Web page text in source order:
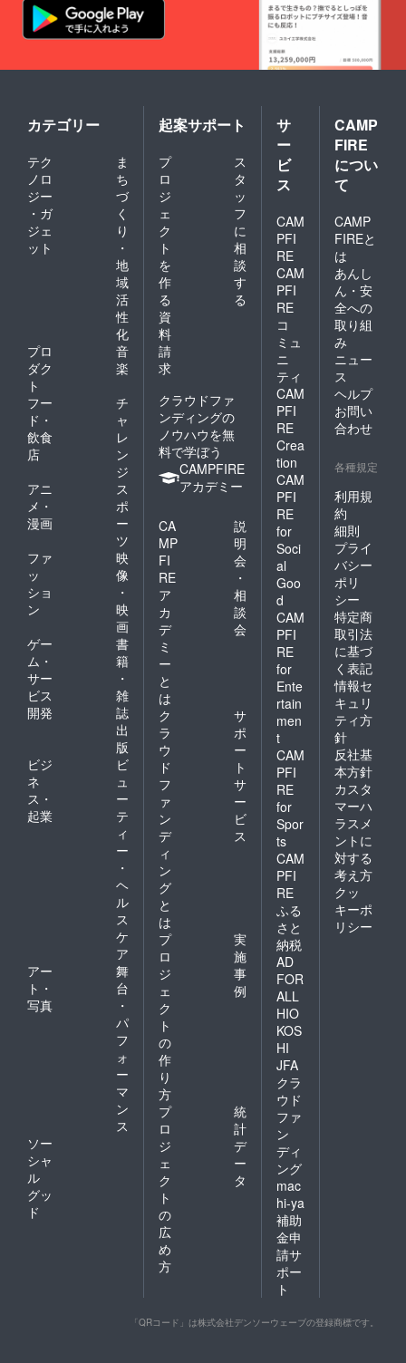
カテゴリー
テク
ノロ
ジー
・ガ
ジェ
ット
ま
ち
づ
く
り
・
地
域
活
性
化
プロ
ダク
ト
音
楽
フー
ド・
飲食
店
チ
ャ
レ
ン
ジ
アニ
メ・
漫画
ス
ポ
ー
ツ
ファ
ッ
ショ
ン
映
像
・
映
画
ゲー
ム・
サー
ビス
開発
書
籍
・
雑
誌
出
版
ビジ
ネ
ス・
起業
ビ
ュ
ー
テ
ィ
ー
・
ヘ
ル
ス
ケ
ア
アー
ト・
写真
舞
台
・
パ
フ
ォ
ー
マ
ン
ス
ソー
シャ
ル
グッ
ド
起案サポート
プ
ロ
ジ
ェ
ク
ト
を
作
る
ス
タ
ッ
フ
に
相
談
す
る
資
料
請
求
クラウドファ
ンディングの
ノウハウを無
料で学ぼう
CAMPFIRE
アカデミー
CA
MP
FI
RE
ア
カ
デ
ミ
ー
と
は
説
明
会
・
相
談
会
ク
ラ
ウ
ド
フ
ァ
ン
デ
ィ
ン
グ
と
は
サ
ポ
ー
ト
サ
ー
ビ
ス
プ
ロ
ジ
ェ
ク
ト
の
作
り
方
実
施
事
例
プ
ロ
ジ
ェ
ク
ト
の
広
め
方
統
計
デ
ー
タ
サ
ー
ビ
ス
CAM
PFI
RE
CAM
PFI
RE
コ
ミュ
ニ
ティ
CAM
PFI
RE
Crea
tion
CAM
PFI
RE
for
Soci
al
Goo
d
CAM
PFI
RE
for
Ente
rtain
men
t
CAM
PFI
RE
for
Spor
ts
CAM
PFI
RE
ふる
さと
納税
AD
FOR
ALL
HIO
KOS
HI
JFA
クラ
ウド
ファ
ン
ディ
ング
mac
hi-ya
補助
金申
請サ
ポー
ト
CAMP
FIRE
につい
て
CAMP
FIREと
は
あんし
ん・安
全への
取り組
み
ニュー
ス
ヘルプ
お問い
合わせ
各種規定
利用規
約
細則
プライ
バシー
ポリ
シー
特定商
取引法
に基づ
く表記
情報セ
キュリ
ティ方
針
反社基
本方針
カスタ
マーハ
ラスメ
ントに
対する
考え方
クッ
キーポ
リシー
「QRコード」は株式会社デンソーウェーブの登録商標です。